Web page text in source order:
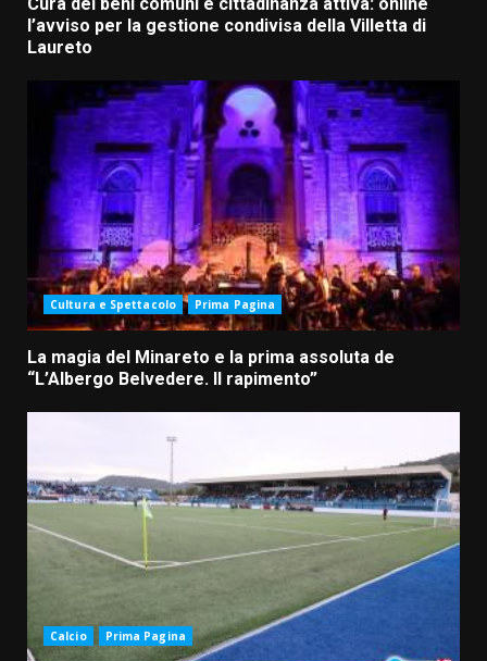
l’avviso per la gestione condivisa della Villetta di
Laureto
Cultura e Spettacolo Prima Pagina
La magia del Minareto e la prima assoluta de
“L’Albergo Belvedere. Il rapimento”
Calcio Prima Pagina